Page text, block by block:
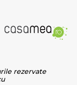
rezervate